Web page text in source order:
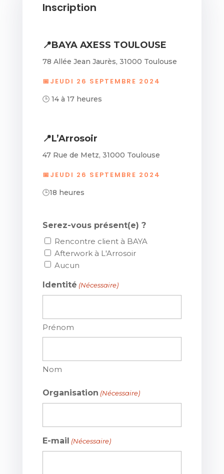
Inscription
📍BAYA AXESS TOULOUSE
78 Allée Jean Jaurès, 31000 Toulouse
📅JEUDI 26 SEPTEMBRE 2024
🕒 14 à 17 heures
📍L’Arrosoir
47 Rue de Metz, 31000 Toulouse
📅JEUDI 26 SEPTEMBRE 2024
🕒18 heures
Serez-vous présent(e) ?
Rencontre client à BAYA
Afterwork à L'Arrosoir
Aucun
Identité (Nécessaire)
Prénom
Nom
Organisation (Nécessaire)
E-mail (Nécessaire)